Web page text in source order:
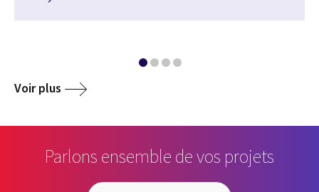
Voir plus
Parlons ensemble de vos projets